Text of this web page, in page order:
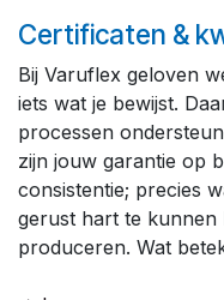
Certificaten &
Bij Varuflex geloven
iets wat je bewijst.
processen
zijn jouw garantie op
consistentie; precies
gerust hart te
produceren. Wat